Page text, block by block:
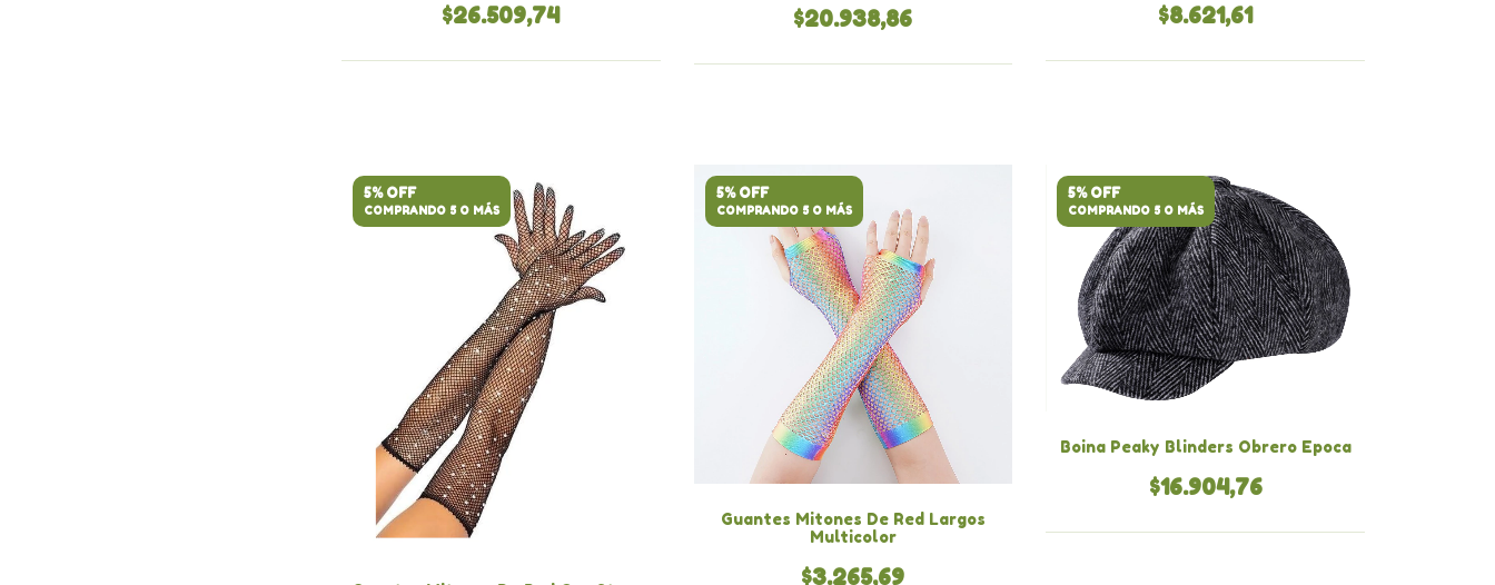
$26.509,74 $20.938,86 $8.621,61
5% OFF
COMPRANDO 5 O MÁS
5% OFF
COMPRANDO 5 O MÁS
Guantes Mitones De Red Largos
Multicolor
$3.265,69
5% OFF
COMPRANDO 5 O MÁS
Boina Peaky Blinders Obrero Epoca
$16.904,76